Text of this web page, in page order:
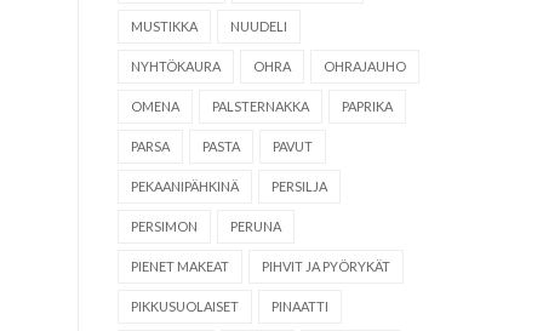
MUSTIKKA NUUDELI
NYHTÖKAURA OHRA OHRAJAUHO
OMENA PALSTERNAKKA PAPRIKA
PARSA PASTA PAVUT
PEKAANIPÄHKINÄ PERSILJA
PERSIMON PERUNA
PIENET MAKEAT PIHVIT JA PYÖRYKÄT
PIKKUSUOLAISET PINAATTI